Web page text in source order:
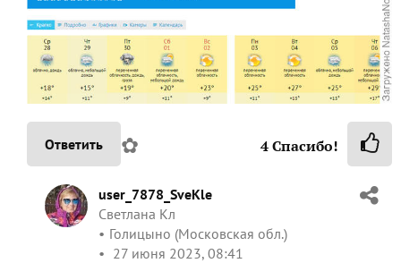
Ответить ✿ 4Спасибо!
user_7878_SveKle
Светлана Кл
Голицыно (Московская обл.)
27 июня 2023, 08:41